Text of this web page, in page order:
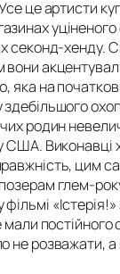
це артисти
уціненого
секонд-хенду.
яка на
здебільшого
родин
США. Виконавці
цим
глем-
мали
не розважати, а